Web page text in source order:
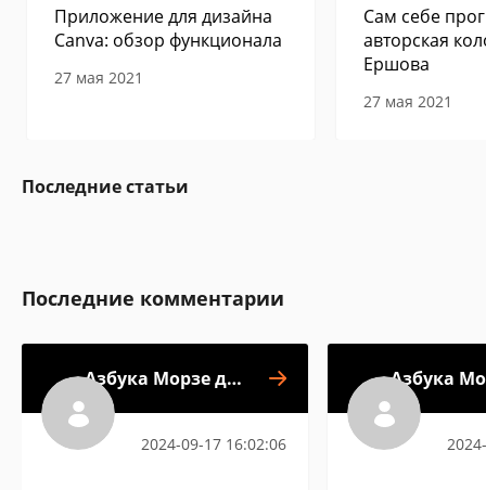
Приложение для дизайна
Canva: обзор функционала
27 мая 2021
Сам себе
авторская
Ершова
27 мая 2021
Последние статьи
Последние комментарии
Азбука Морзе для
2024-09-17 16:02:06
Азбука